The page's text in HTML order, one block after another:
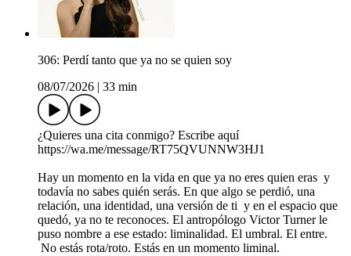
306: Perdí tanto que ya no se quien soy
08/07/2026
33 min
¿Quieres una cita conmigo? Escribe aquí
https://wa.me/message/RT75QVUNNW3HJ1
Hay un momento en la vida en que ya no eres quien eras y
todavía no sabes quién serás. En que algo se perdió, una
relación, una identidad, una versión de ti y en el espacio que
quedó, ya no te reconoces. El antropólogo Victor Turner le
puso nombre a ese estado: liminalidad. El umbral. El entre.
No estás rota/roto. Estás en un momento liminal.